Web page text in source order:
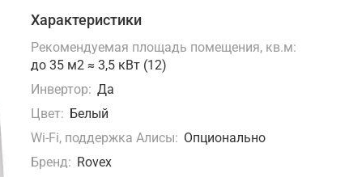
Характеристики
Рекомендуемая площадь помещения, кв.м:
до 35 м2 ≈ 3,5 кВт (12)
Инвертор: Да
Цвет: Белый
Wi-Fi, поддержка Алисы: Опционально
Бренд: Rovex